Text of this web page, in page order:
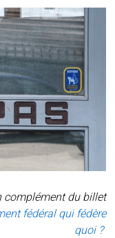
complément du billet
fédéral qui fédère
quoi ?